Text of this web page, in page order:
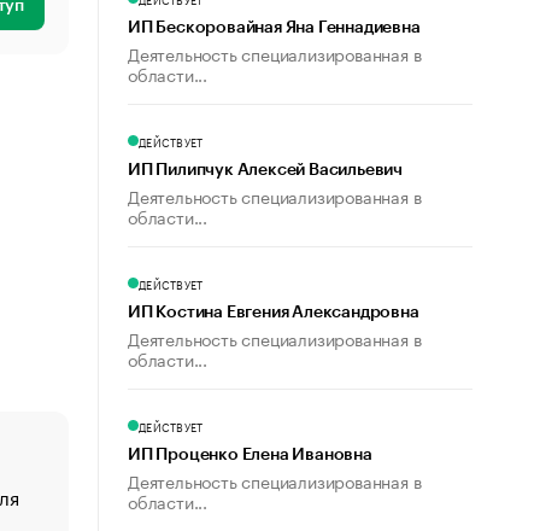
«От спорта тело стареет иначе». Как живет глава
создавшей GTA
ИП Бескоровайная Яна Геннадиевна
Деятельность специализированная в
области...
ДЕЙСТВУЕТ
ИП Пилипчук Алексей Васильевич
Деятельность специализированная в
области...
ДЕЙСТВУЕТ
ИП Костина Евгения Александровна
Деятельность специализированная в
области...
ДЕЙСТВУЕТ
ИП Проценко Елена Ивановна
Деятельность специализированная в
области...